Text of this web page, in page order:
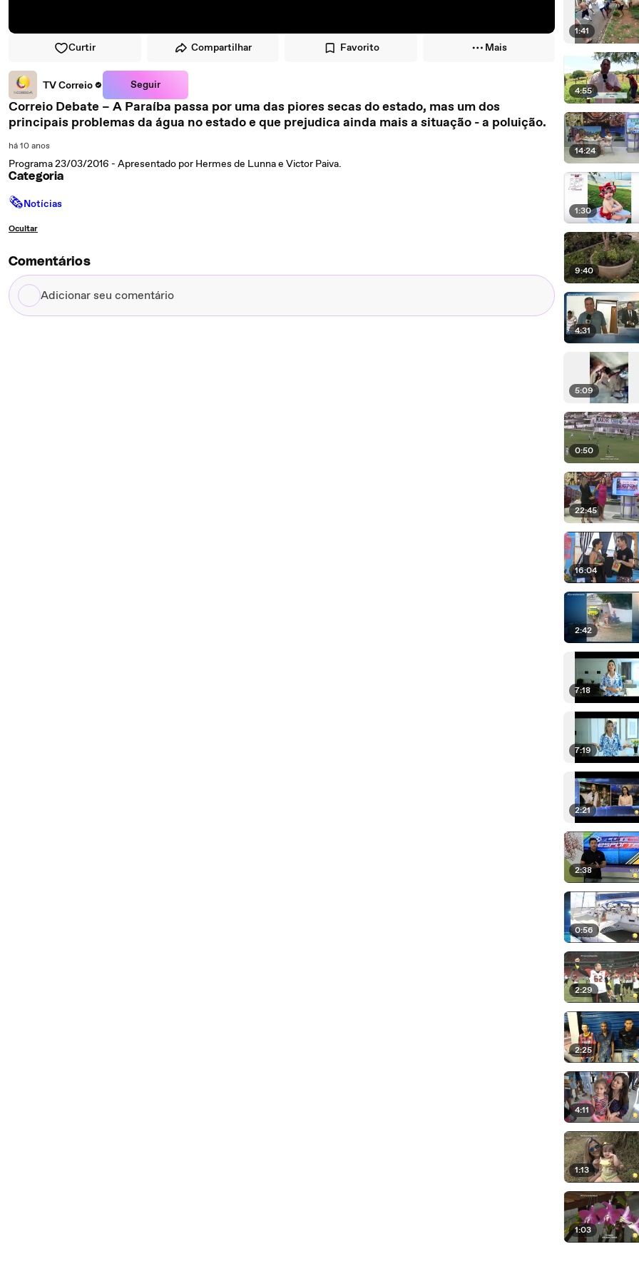
Curtir Compartilhar Favorito Mais
TV Correio Seguir
Correio Debate – A Paraíba passa por uma das piores secas do estado, mas um dos
principais problemas da água no estado e que prejudica ainda mais a situação - a poluição.
há 10 anos
Programa 23/03/2016 - Apresentado por Hermes de Lunna e Victor Paiva.
Categoria
🗞Notícias
Ocultar
Comentários
Adicionar
seu
1:41
4:55
14:24
1:30
9:40
4:31
5:09
0:50
22:45
16:04
2:42
7:18
7:19
2:21
2:38
0:56
2:29
2:25
4:11
1:13
1:03